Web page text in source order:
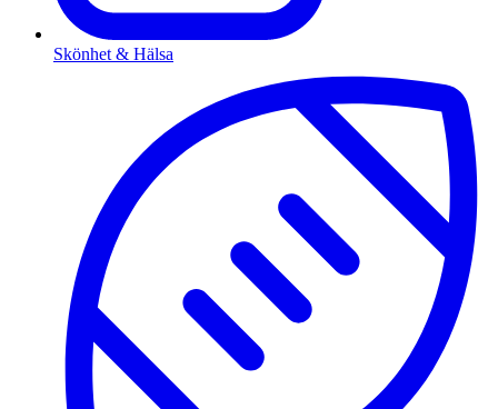
Skönhet & Hälsa